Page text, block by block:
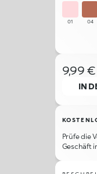
01 04
9,99 €
IN
Prüfe die
Geschäft